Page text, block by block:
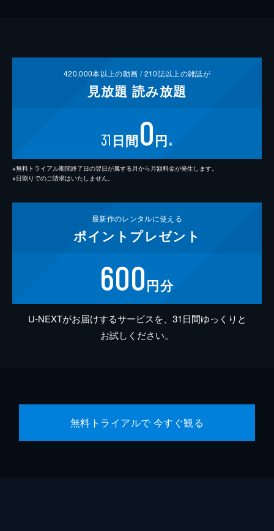
420,000本以上の動画 /210誌以上の雑誌が
見放題 読み放題
31 日間0円 ※
※無料トライアル期間終了日の翌日が属する月から月額料金が発生します。
※日割りでのご請求はいたしません。
最新作のレンタルに使える
ポイント プレゼント
600円分
U-NEXTがお届けするサービスを、31日間ゆっくりと
お試しください。
無料トライアルで 今すぐ観る